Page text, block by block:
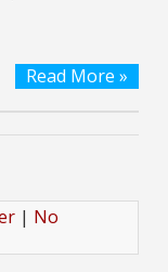
Read More »
| No